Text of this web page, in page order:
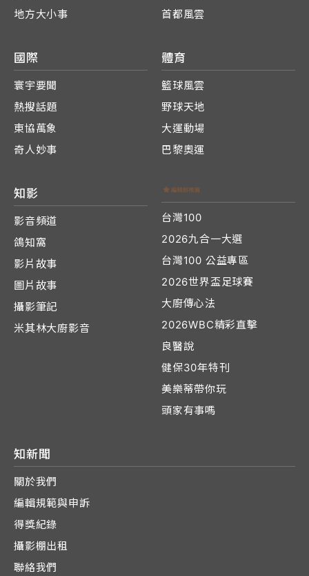
地方大小事
首都風雲
國際
寰宇要聞
熱搜話題
東協萬象
奇人妙事
體育
籃球風雲
野球天地
大運動場
巴黎奧運
知影
影音頻道
鴿知窩
影片故事
圖片故事
攝影筆記
米其林大廚影音
台灣100
2026九合一大選
台灣100 公益專區
2026世界盃足球賽
大廚傳心法
2026WBC精彩直擊
良醫說
健保30年特刊
美樂蒂帶你玩
頭家有事嗎
知新聞
關於我們
編輯規範與申訴
得獎紀錄
攝影棚出租
聯絡我們